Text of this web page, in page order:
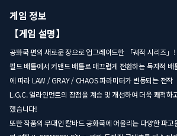
게임 정보
【게임 설명】
공화국 편의 새로운 장으로 업그레이드한 「궤적 시리즈」!
필드 배틀에서 커맨드 배틀로 매끄럽게 전환하는 독자적
에 따라 LAW / GRAY / CHAOS 파라미터가 변동되는 전작
L.G.C. 얼라인먼트의 장점을 계승 및 개선하여 더욱 쾌적하
했습니다!
또한 작품의 무대인 칼바드 공화국에 어울리는 다양한 파